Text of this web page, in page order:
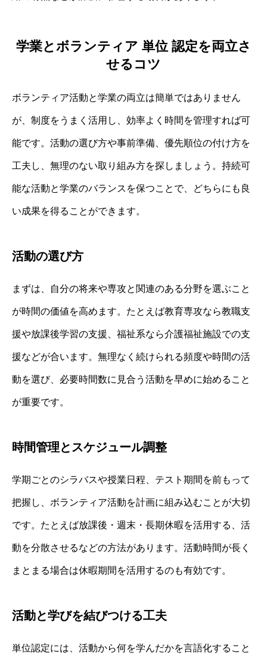
学業とボランティア 単位 認定を両立さ
せるコツ
ボランティア活動と学業の両立は簡単ではありません
が、制度をうまく活用し、効率よく時間を管理すれば可
能です。活動の選び方や事前準備、優先順位の付け方を
工夫し、無理のない取り組み方を探しましょう。持続可
能な活動と学業のバランスを保つことで、どちらにも良
い成果を得ることができます。
活動の選び方
まずは、自分の将来や専攻と関連のある分野を選ぶこと
が時間の価値を高めます。たとえば教育専攻なら教職支
援や放課後学習の支援、福祉系なら介護福祉施設での支
援などが合います。無理なく続けられる頻度や時間の活
動を選び、必要時間数に見合う活動を早めに始めること
が重要です。
時間管理とスケジュール調整
学期ごとのシラバスや授業日程、テスト期間を前もって
把握し、ボランティア活動を計画に組み込むことが大切
です。たとえば放課後・週末・長期休暇を活用する、活
動を分散させるなどの方法があります。活動時間が長く
まとまる場合は休暇期間を活用するのも有効です。
活動と学びを結びつける工夫
単位認定には、活動から何を学んだかを言語化すること